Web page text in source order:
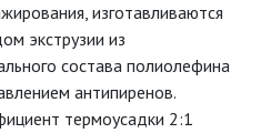
МОНТАЖНЫЕ КОРОБКИ
ОТВЕТВИТЕЛИ ОВ
изготавливаются
экструзии из
состава полиолефина
антипиренов.
термоусадки 2:1